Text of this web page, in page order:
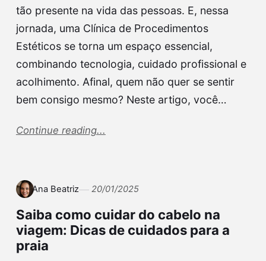
tão presente na vida das pessoas. E, nessa
jornada, uma Clínica de Procedimentos
Estéticos se torna um espaço essencial,
combinando tecnologia, cuidado profissional e
acolhimento. Afinal, quem não quer se sentir
bem consigo mesmo? Neste artigo, você…
Continue reading...
Ana Beatriz 20/01/2025
Saiba como cuidar do cabelo na
viagem: Dicas de cuidados para a
praia